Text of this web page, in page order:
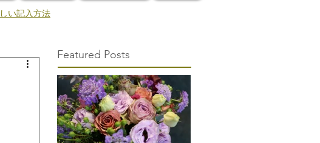
い記入方法
Featured Posts